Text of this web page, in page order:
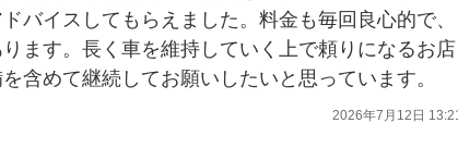
バイスしてもらえました。料金も毎回良心的で、
ます。長く車を維持していく上で頼りになるお店
含めて継続してお願いしたいと思っています。
2026年7月12日